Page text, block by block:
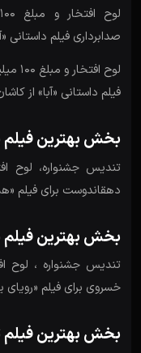
صدابرداری فیلم داستانی
لوح
فیلم داستانی «آبا» از
بخش بهترین فیلم
دهقاندوست برای فیلم
بخش بهترین
خسروی برای فیلم
بخش بهترین فیلم